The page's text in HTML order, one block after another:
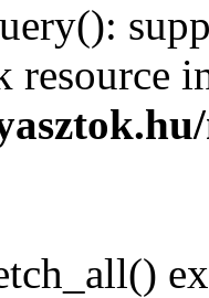
resource